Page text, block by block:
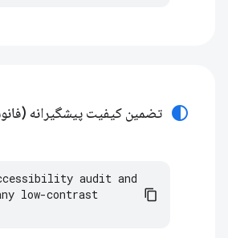
contrast تضمین کیفیت پیشگیرانه
audit and
low-contrast